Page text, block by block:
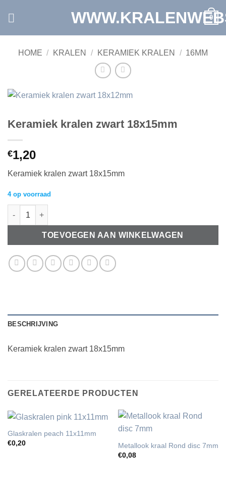
0
HOME / KRALEN / KERAMIEK KRALEN / 16MM
Keramiek kralen zwart 18x15mm
€1,20
Keramiek kralen zwart 18x15mm
4 op voorraad
Keramiek kralen zwart 18x15mm aantal
TOEVOEGEN AAN WINKELWAGEN
BESCHRIJVING
Keramiek kralen zwart 18x15mm
GERELATEERDE PRODUCTEN
Glaskralen peach 11x11mm
€0,20
Metallook kraal Rond disc 7mm
€0,08